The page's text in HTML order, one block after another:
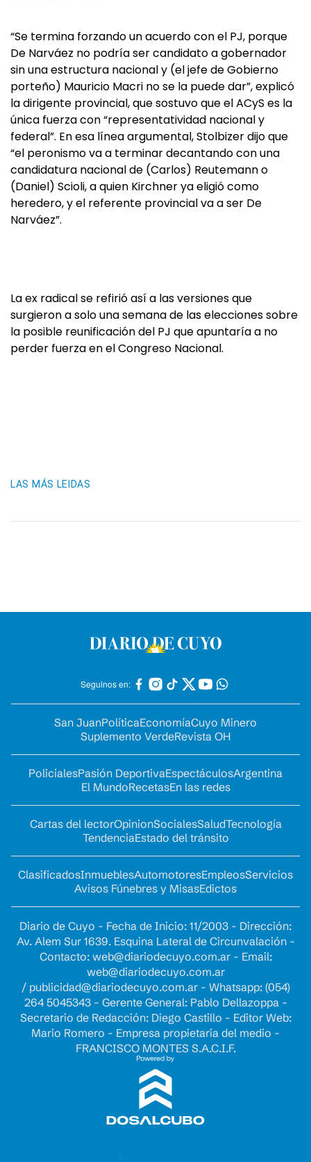
“Se termina forzando un acuerdo con el PJ, porque
De Narváez no podría ser candidato a gobernador
sin una estructura nacional y (el jefe de Gobierno
porteño) Mauricio Macri no se la puede dar”, explicó
la dirigente provincial, que sostuvo que el ACyS es la
única fuerza con “representatividad nacional y
federal”. En esa línea argumental, Stolbizer dijo que
“el peronismo va a terminar decantando con una
candidatura nacional de (Carlos) Reutemann o
(Daniel) Scioli, a quien Kirchner ya eligió como
heredero, y el referente provincial va a ser De
Narváez”.
La ex radical se refirió así a las versiones que
surgieron a solo una semana de las elecciones sobre
la posible reunificación del PJ que apuntaría a no
perder fuerza en el Congreso Nacional.
LAS MÁS LEIDAS
Seguinos en:
San JuanPolíticaEconomíaCuyo Minero
Suplemento VerdeRevista OH
PolicialesPasión DeportivaEspectáculosArgentina
El MundoRecetasEn las redes
Cartas del lectorOpinionSocialesSaludTecnología
TendenciaEstado del tránsito
ClasificadosInmueblesAutomotoresEmpleosServicios
Avisos Fúnebres y MisasEdictos
Diario de Cuyo - Fecha de Inicio: 11/2003 - Dirección:
Av. Alem Sur 1639. Esquina Lateral de Circunvalación -
Contacto: web@diariodecuyo.com.ar- Email:
web@diariodecuyo.com.ar
/ publicidad@diariodecuyo.com.ar- Whatsapp: (054)
264 5045343 - Gerente General: Pablo Dellazoppa -
Secretario de Redacción: Diego Castillo - Editor Web:
Mario Romero - Empresa propietaria del medio -
FRANCISCO MONTES S.A.C.I.F.